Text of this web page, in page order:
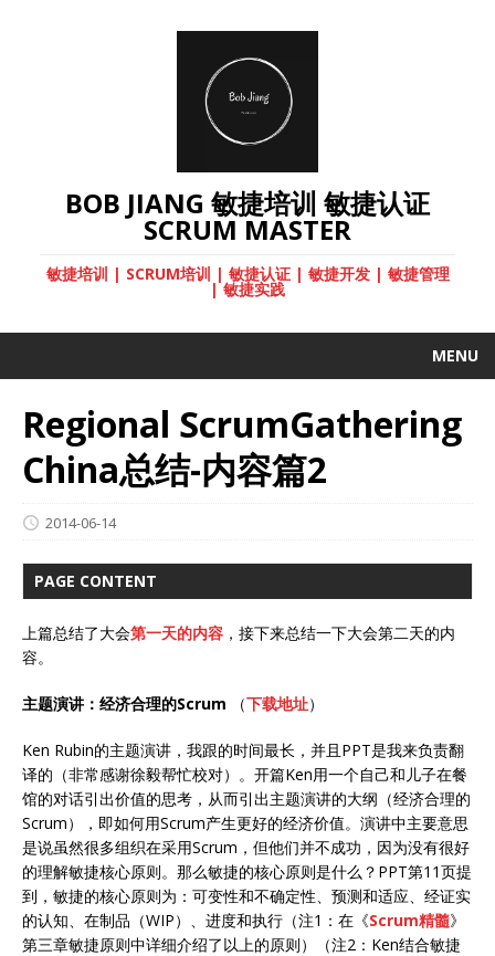
BOB JIANG 敏捷培训 敏捷认证
SCRUM MASTER
敏捷培训 | SCRUM培训 | 敏捷认证 | 敏捷开发 | 敏捷管理
| 敏捷实践
MENU
Regional ScrumGathering
China总结-内容篇2
2014-06-14
PAGE CONTENT
上篇总结了大会第一天的内容 ，接下来总结一下大会第二天的内
容。
主题演讲：经济合理的Scrum （下载地址）
Ken Rubin的主题演讲，我跟的时间最长，并且PPT是我来负责翻
译的（非常感谢徐毅帮忙校对）。开篇Ken用一个自己和儿子在餐
馆的对话引出价值的思考，从而引出主题演讲的大纲（经济合理的
Scrum），即如何用Scrum产生更好的经济价值。演讲中主要意思
是说虽然很多组织在采用Scrum，但他们并不成功，因为没有很好
的理解敏捷核心原则。那么敏捷的核心原则是什么？PPT第11页提
到，敏捷的核心原则为：可变性和不确定性、预测和适应、经证实
的认知、在制品（WIP）、进度和执行（注1：在《Scrum精髓》
第三章敏捷原则中详细介绍了以上的原则）（注2：Ken结合敏捷